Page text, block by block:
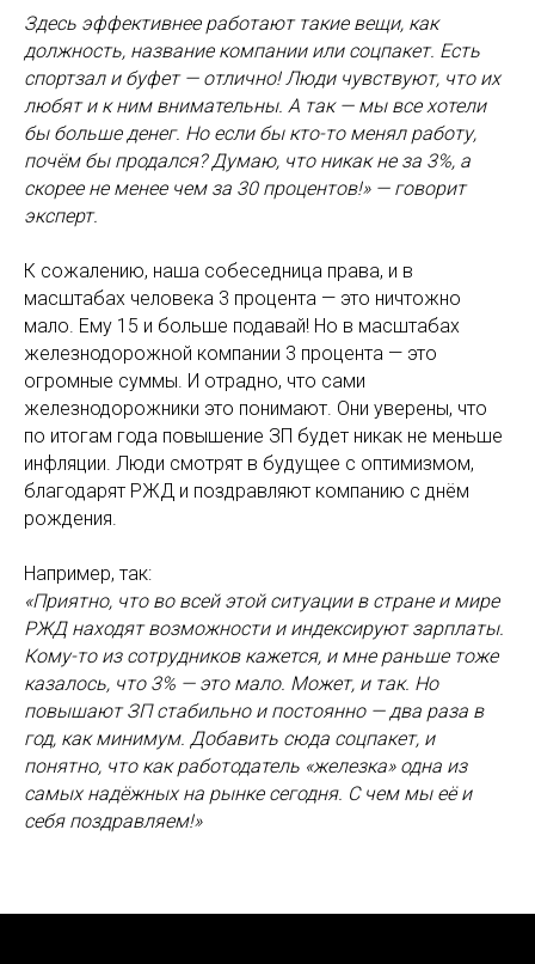
Здесь эффективнее работают такие вещи, как
должность, название компании или соцпакет. Есть
спортзал и буфет — отлично! Люди чувствуют, что их
любят и к ним внимательны. А так — мы все хотели
бы больше денег. Но если бы кто-то менял работу,
почём бы продался? Думаю, что никак не за 3%, а
скорее не менее чем за 30 процентов!» — говорит
эксперт.
К сожалению, наша собеседница права, и в
масштабах человека 3 процента — это ничтожно
мало. Ему 15 и больше подавай! Но в масштабах
железнодорожной компании 3 процента — это
огромные суммы. И отрадно, что сами
железнодорожники это понимают. Они уверены, что
по итогам года повышение ЗП будет никак не меньше
инфляции. Люди смотрят в будущее с оптимизмом,
благодарят РЖД и поздравляют компанию с днём
рождения.
Например, так:
«Приятно, что во всей этой ситуации в стране и мире
РЖД находят возможности и индексируют зарплаты.
Кому-то из сотрудников кажется, и мне раньше тоже
казалось, что 3% — это мало. Может, и так. Но
повышают ЗП стабильно и постоянно — два раза в
год, как минимум. Добавить сюда соцпакет, и
понятно, что как работодатель «железка» одна из
самых надёжных на рынке сегодня. С чем мы её и
себя поздравляем!»